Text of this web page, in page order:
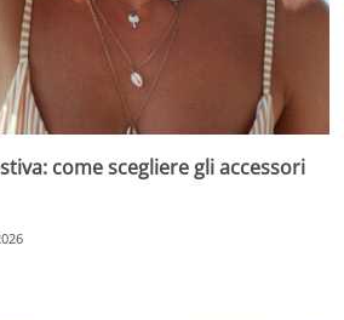
come scegliere gli accessori